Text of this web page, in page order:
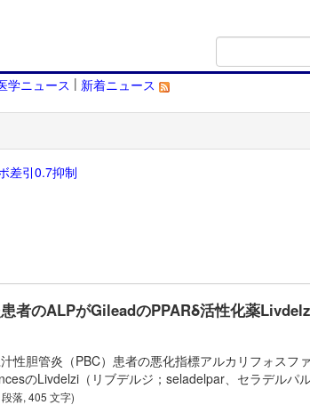
学ニュース | 新着ニュース
差引0.7抑制
者のALPがGileadのPPARδ活性化薬
性胆管炎（PBC）患者の悪化指標アルカリフォスフ
のLivdelzi（リブデルジ；seladelpar、セラデルパ
落, 405 文字)